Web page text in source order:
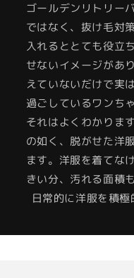
ゴールデンリトリー
ではなく、抜け毛対
入れるととても役立
せないイメージがあ
えていないだけで実
過ごしているワンち
それはよくわかりま
の如く、脱がせた洋
ます。洋服を着てな
きい分、汚れる面積
日常的に洋服を積極